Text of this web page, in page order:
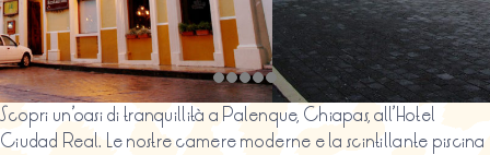
Scopri un’oasi di tranquillità a Palenque, Chiapas, all’Hotel
Ciudad Real. Le nostre camere moderne e la scintillante piscina